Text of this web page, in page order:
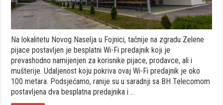
Na lokalitetu Novog Naselja u Fojnici, tačnije na zgradu Zelene
pijace postavljen je besplatni Wi-Fi predajnik koji je
prevashodno namijenjen za korisnike pijace, prodavce, ali i
mušterije. Udaljenost koju pokriva ovaj Wi-Fi predajnik je oko
100 metara. Podsjećamo, ranije su u saradnji sa BH Telecomom
postavljena dva besplatna predajnika i …